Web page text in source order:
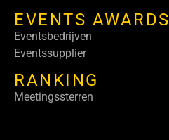
EVENTS AWARDS
Eventsbedrijven
Eventssupplier
RANKING
Meetingssterren